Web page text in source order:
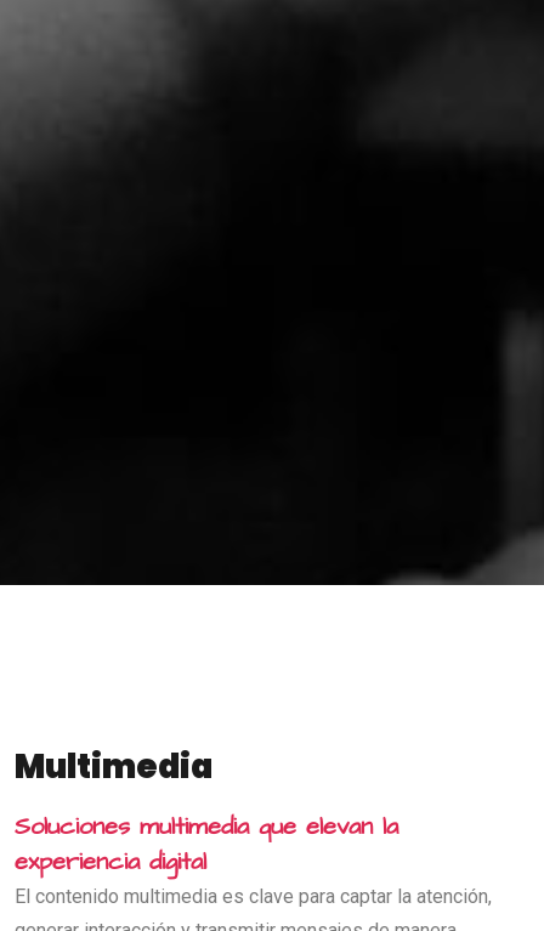
Multimedia
Soluciones multimedia que elevan la
experiencia digital
El contenido multimedia es clave para captar la atención,